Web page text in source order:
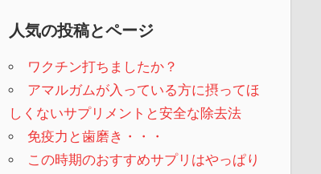
人気の投稿とページ
ワクチン打ちましたか？
アマルガムが入っている方に摂ってほ
しくないサプリメントと安全な除去法
免疫力と歯磨き・・・
この時期のおすすめサプリはやっぱり